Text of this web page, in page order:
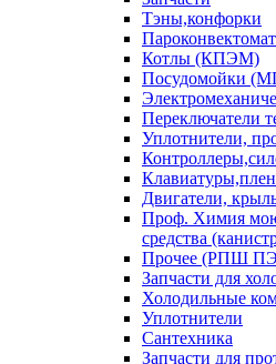
Тэны,конфорки
Котлы (КПЭМ)
Посудомойки
Переключатели
Уплотнители,
Двигатели,
Проф. Химия
средства
Прочее (РПШ
Запчасти для
Холодильные
Уплотнители
Сантехника
Запчасти для